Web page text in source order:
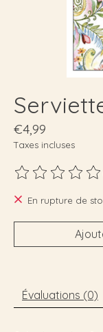
€4,99
Taxes incluses
Ce produit est
En rupture de
Évaluations (0)